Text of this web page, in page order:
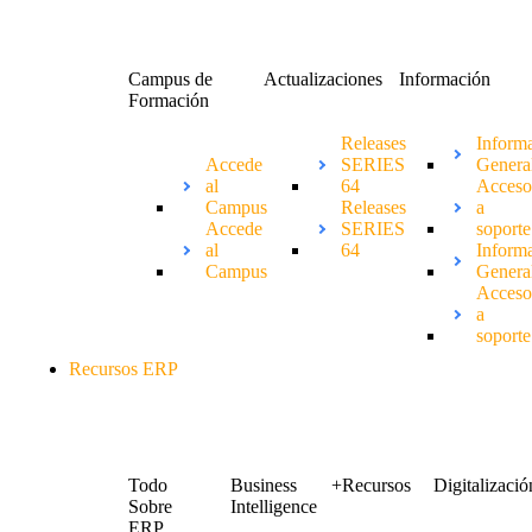
Campus de
Formación
Accede
al
Campus
Accede
al
Campus
Actualizaciones
Releases
SERIES
64
Releases
SERIES
64
Información
Acceso
a
soporte
Acceso
a
soporte
Recursos ERP
Todo
Sobre
ERP
Business
Intelligence
+Recursos